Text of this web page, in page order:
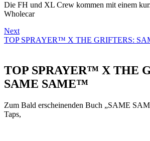
Die FH und XL Crew kommen mit einem
Wholecar
Next
TOP SPRAYER™ X THE GRIFTERS:
TOP SPRAYER™ X THE
SAME SAME™
Zum Bald erscheinenden Buch „SAME
Taps,